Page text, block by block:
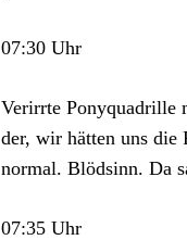
07:30 Uhr
Verirrte Ponyquadrille
der, wir hätten uns die
normal. Blödsinn. Da
07:35 Uhr